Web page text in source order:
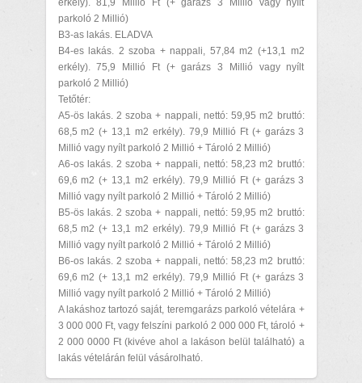
erkély). 81,9 Millió Ft (+ garázs 3 Millió vagy nyílt
parkoló 2 Millió)
B3-as lakás. ELADVA
B4-es lakás. 2 szoba + nappali, 57,84 m2 (+13,1 m2
erkély). 75,9 Millió Ft (+ garázs 3 Millió vagy nyílt
parkoló 2 Millió)
Tetőtér:
A5-ös lakás. 2 szoba + nappali, nettó: 59,95 m2 bruttó:
68,5 m2 (+ 13,1 m2 erkély). 79,9 Millió Ft (+ garázs 3
Millió vagy nyílt parkoló 2 Millió + Tároló 2 Millió)
A6-os lakás. 2 szoba + nappali, nettó: 58,23 m2 bruttó:
69,6 m2 (+ 13,1 m2 erkély). 79,9 Millió Ft (+ garázs 3
Millió vagy nyílt parkoló 2 Millió + Tároló 2 Millió)
B5-ös lakás. 2 szoba + nappali, nettó: 59,95 m2 bruttó:
68,5 m2 (+ 13,1 m2 erkély). 79,9 Millió Ft (+ garázs 3
Millió vagy nyílt parkoló 2 Millió + Tároló 2 Millió)
B6-os lakás. 2 szoba + nappali, nettó: 58,23 m2 bruttó:
69,6 m2 (+ 13,1 m2 erkély). 79,9 Millió Ft (+ garázs 3
Millió vagy nyílt parkoló 2 Millió + Tároló 2 Millió)
A lakáshoz tartozó saját, teremgarázs parkoló vételára +
3 000 000 Ft, vagy felszíni parkoló 2 000 000 Ft, tároló +
2 000 0000 Ft (kivéve ahol a lakáson belül található) a
lakás vételárán felül vásárolható.